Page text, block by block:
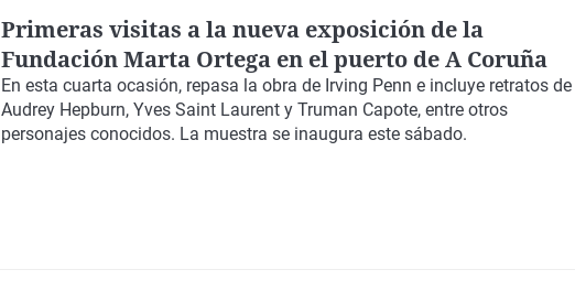
Primeras visitas a la nueva exposición de la
Fundación Marta Ortega en el puerto de A Coruña
En esta cuarta ocasión, repasa la obra de Irving Penn e incluye retratos de
Audrey Hepburn, Yves Saint Laurent y Truman Capote, entre otros
personajes conocidos. La muestra se inaugura este sábado.